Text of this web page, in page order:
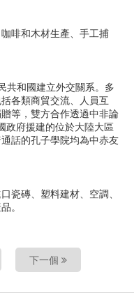
啡和木材生產、手工捕
共和國建立外交關系。多
各類商貿交流、人員互
等，雙方合作透過中非論
政府援建的位於大陸大區
話的孔子學院均為中赤友
瓷磚、塑料建材、空調、
。
下一個